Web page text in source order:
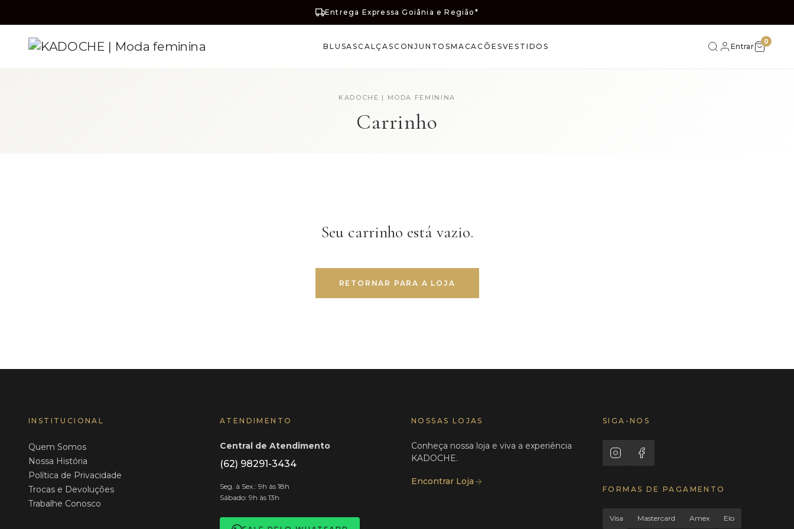
Entrega Expressa Goiânia e Região*
BLUSASCALÇASCONJUNTOSMACACÕESVESTIDOS Entrar
0
KADOCHE | MODA FEMININA
Carrinho
Seu carrinho está vazio.
RETORNAR PARA A LOJA
INSTITUCIONAL
Quem Somos
Nossa História
Política de Privacidade
Trocas e Devoluções
Trabalhe Conosco
ATENDIMENTO
Central de Atendimento
(62) 98291-3434
Seg. à Sex.: 9h às 18h
Sábado: 9h às 13h
NOSSAS LOJAS
Conheça nossa loja e viva a experiência
KADOCHE.
Encontrar Loja
SIGA-NOS
FORMAS DE PAGAMENTO
Visa Mastercard Amex Elo